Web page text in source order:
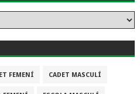
FEMENÍ CADET MASCULÍ